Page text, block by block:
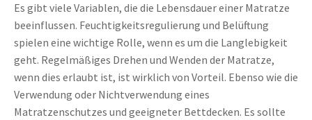
Es gibt viele Variablen, die die Lebensdauer einer Matratze
beeinflussen. Feuchtigkeitsregulierung und Belüftung
spielen eine wichtige Rolle, wenn es um die Langlebigkeit
geht. Regelmäßiges Drehen und Wenden der Matratze,
wenn dies erlaubt ist, ist wirklich von Vorteil. Ebenso wie die
Verwendung oder Nichtverwendung eines
Matratzenschutzes und geeigneter Bettdecken. Es sollte